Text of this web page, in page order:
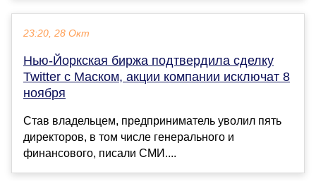
23:20, 28 Окт
Нью-Йоркская биржа подтвердила сделку
Twitter с Маском, акции компании исключат 8
ноября
Став владельцем, предприниматель уволил пять
директоров, в том числе генерального и
финансового, писали СМИ....